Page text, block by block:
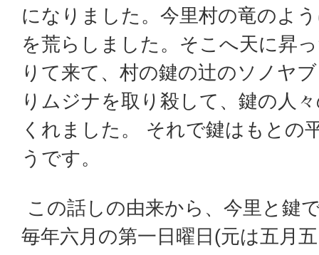
になりました。今里村の竜のよ
を荒らしました。そこへ天に昇
りて来て、村の鍵の辻のソノヤ
りムジナを取り殺して、鍵の人
くれました。 それで鍵はもとの
うです。
この話しの由来から、今里と鍵
毎年六月の第一日曜日(元は五月